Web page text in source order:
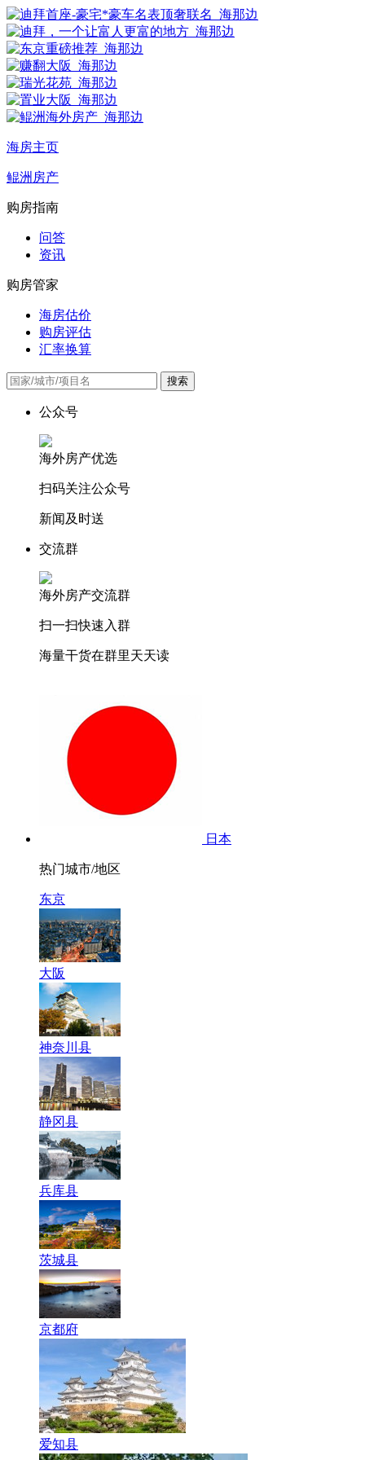
海房主页
鲲洲房产
购房指南
问答
资讯
购房管家
海房估价
购房评估
汇率换算
搜索
公众号
海外房产优选
扫码关注公众号
新闻及时送
交流群
海外房产交流群
扫一扫快速入群
海量干货在群里天天读
日本
热门城市/地区
东京
大阪
神奈川县
静冈县
兵库县
茨城县
京都府
爱知县